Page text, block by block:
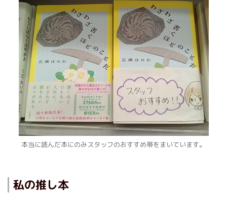
本当に読んだ本にのみスタッフのおすすめ帯をまいています。
私の推し本